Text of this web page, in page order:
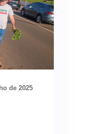
, e os
da
e
Volmir
conselhos
presentes:
Conselho
Idosa, e
de 2025